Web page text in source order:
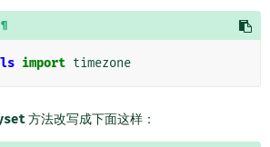
¶
import timezone
方法改写成下面这样：